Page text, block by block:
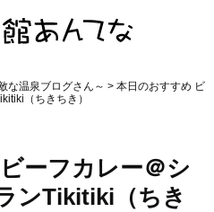
な温泉ブログさん～ > 本日のおすすめ ビ
（ちきちき）
ーフカレー＠シ
ンTikitiki（ちき